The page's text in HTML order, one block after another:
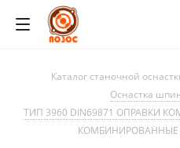
Каталог станочной
Оснастка
ТИП 3960 DIN69871 ОПРАВКИ
КОМБИНИРОВАННЫЕ